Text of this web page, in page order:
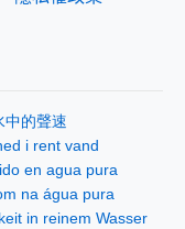
中的聲速
i rent vand
en agua pura
na água pura
in reinem Wasser